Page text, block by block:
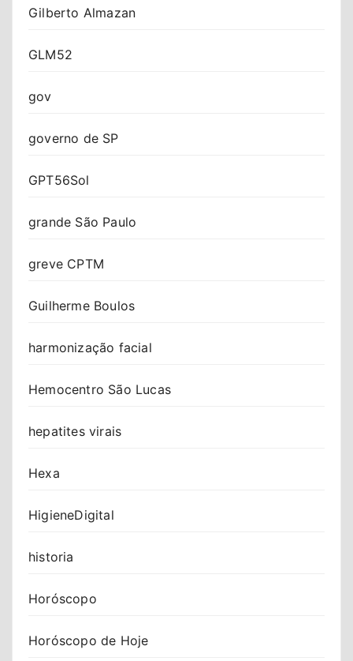
Gilberto Almazan
GLM52
gov
governo de SP
GPT56Sol
grande São Paulo
greve CPTM
Guilherme Boulos
harmonização facial
Hemocentro São Lucas
hepatites virais
Hexa
HigieneDigital
historia
Horóscopo
Horóscopo de Hoje